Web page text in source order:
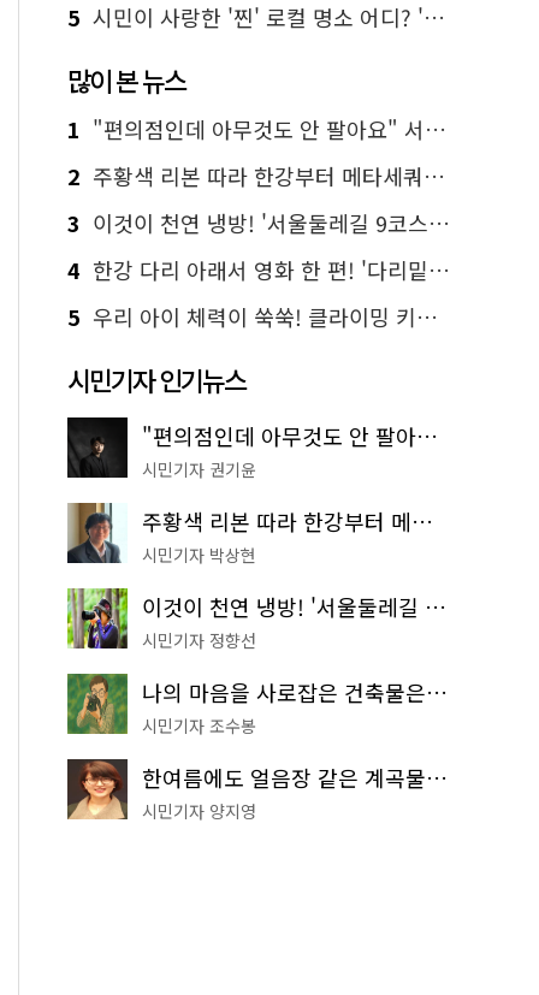
5 시민이 사랑한 '찐' 로컬 명소 어디? '서울에디션25' 추천 코스
많이 본 뉴스
1 "편의점인데 아무것도 안 팔아요" 서울에서 가장 특별한 편의점의 정체
2 주황색 리본 따라 한강부터 메타세쿼이아 숲길까지…서울둘레길 15코스
3 이것이 천연 냉방! '서울둘레길 9코스'로 숲속 피서 떠나볼까
4 한강 다리 아래서 영화 한 편! '다리밑 영화관' 무료 상영
5 우리 아이 체력이 쑥쑥! 클라이밍 키즈카페·어린이 체력장
시민기자 인기뉴스
"편의점인데 아무것도 안 팔아요" 서울에서 가장 특별한 편의점의 정체
시민기자 권기윤
주황색 리본 따라 한강부터 메타세쿼이아 숲길까지…서울둘레길 15코스
시민기자 박상현
이것이 천연 냉방! '서울둘레길 9코스'로 숲속 피서 떠나볼까
시민기자 정향선
나의 마음을 사로잡은 건축물은? '서울시 건축상' 수상작 공개!
시민기자 조수봉
한여름에도 얼음장 같은 계곡물! 서울 '진관사 계곡'이 천국이네~
시민기자 양지영